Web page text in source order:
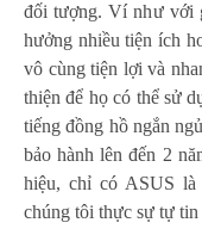
đối tượng. Ví như với
hưởng nhiều tiện ích
vô cùng tiện lợi và
thiện để họ có thể sử
tiếng đồng hồ ngắn
bảo hành lên đến 2
hiệu, chỉ có ASUS
chúng tôi thực sự tự tin